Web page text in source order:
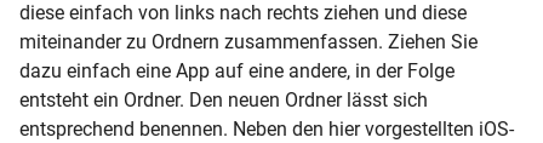
diese einfach von links nach rechts ziehen und diese
miteinander zu Ordnern zusammenfassen. Ziehen Sie
dazu einfach eine App auf eine andere, in der Folge
entsteht ein Ordner. Den neuen Ordner lässt sich
entsprechend benennen. Neben den hier vorgestellten iOS-